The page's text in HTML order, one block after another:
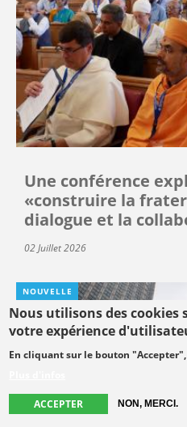
Nous utilisons des cookies
votre expérience
En cliquant sur le bouton
ACCEPTER NON, MERCI.
Une conférence
«construire la
dialogue et la
02 Juillet 2026
NOUVELLE